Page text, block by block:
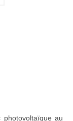
au